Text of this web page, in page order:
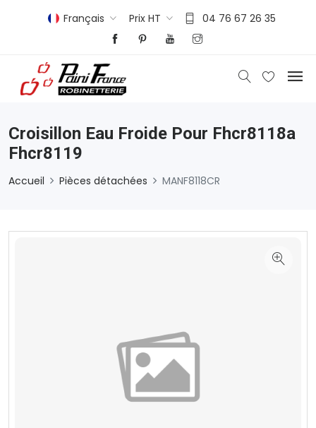
Français Prix HT 04 76 67 26 35
Croisillon Eau Froide Pour Fhcr8118a
Fhcr8119
Accueil Pièces détachées MANF8118CR